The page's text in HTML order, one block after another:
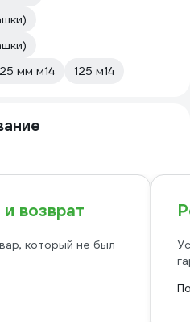
мм м14 125 м14
возврат
который не был